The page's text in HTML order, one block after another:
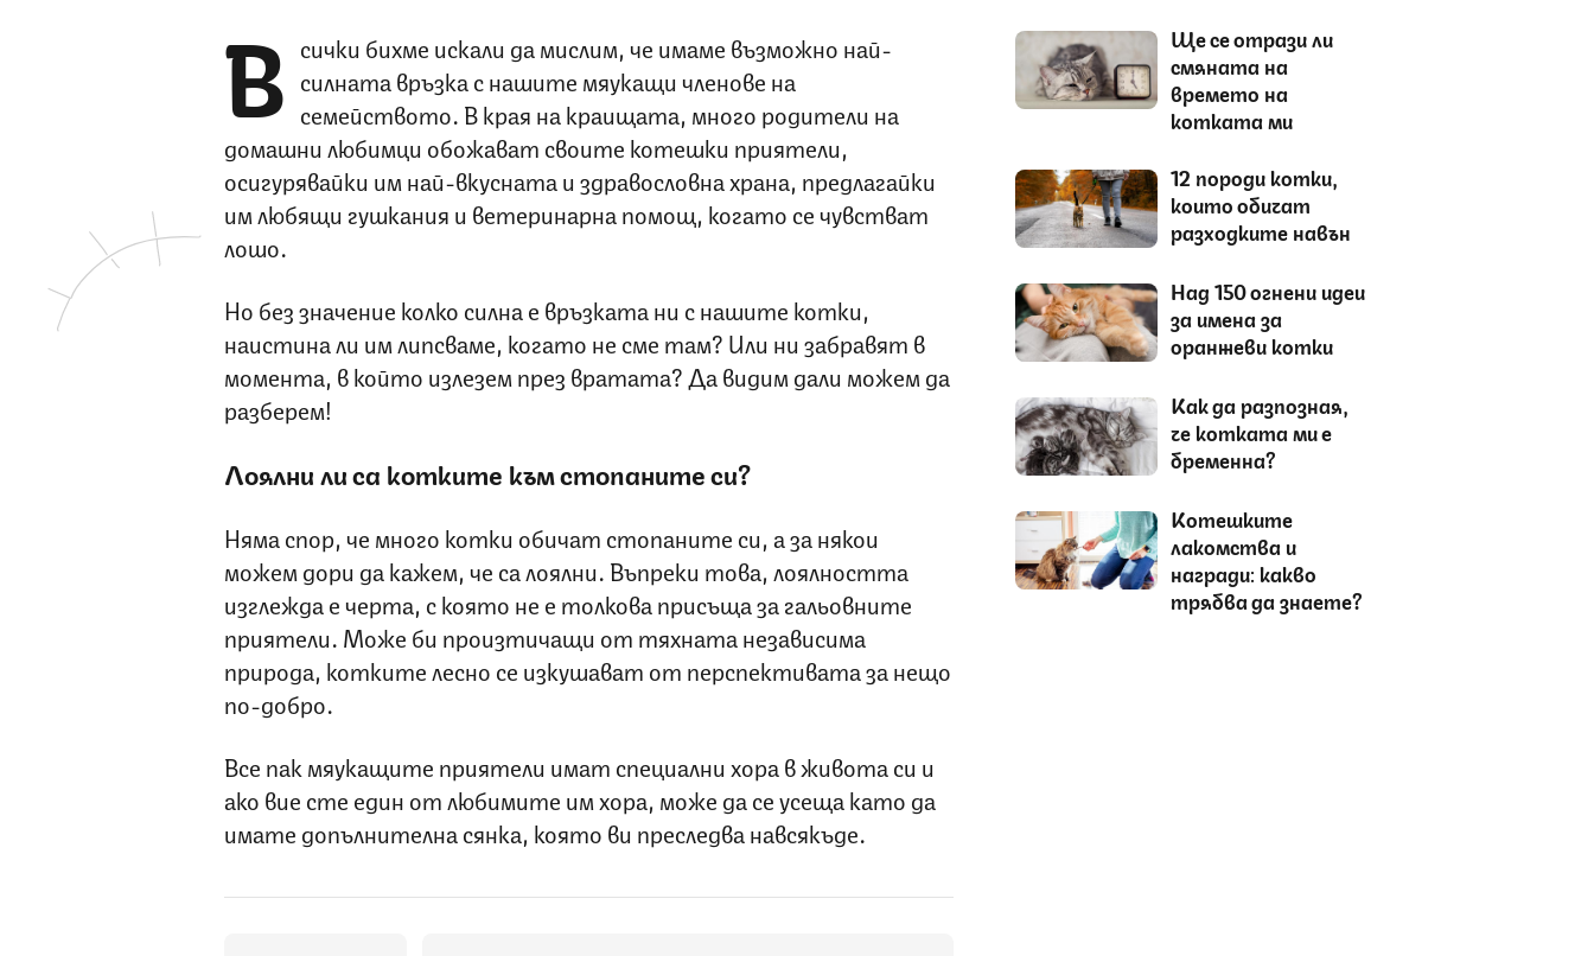
В сички бихме искали да мислим, че имаме възможно най-
силната връзка с нашите мяукащи членове на
семейството. В края на краищата, много родители на
домашни любимци обожават своите котешки приятели,
осигурявайки им най-вкусната и здравословна храна, предлагайки
им любящи гушкания и ветеринарна помощ, когато се чувстват
лошо.
Но без значение колко силна е връзката ни с нашите котки,
наистина ли им липсваме, когато не сме там? Или ни забравят в
момента, в който излезем през вратата? Да видим дали можем да
разберем!
Лоялни ли са котките към стопаните си?
Няма спор, че много котки обичат стопаните си, а за някои
можем дори да кажем, че са лоялни. Въпреки това, лоялността
изглежда е черта, с която не е толкова присъща за гальовните
приятели. Може би произтичащи от тяхната независима
природа, котките лесно се изкушават от перспективата за нещо
по-добро.
Все пак мяукащите приятели имат специални хора в живота си и
ако вие сте един от любимите им хора, може да се усеща като да
имате допълнителна сянка, която ви преследва навсякъде.
Ще се отрази ли
смяната на
времето на
котката ми
12 породи котки,
които обичат
разходките навън
Над 150 огнени идеи
за имена за
оранжеви котки
Как да разпозная,
че котката ми е
бременна?
Котешките
лакомства и
награди: какво
трябва да знаете?